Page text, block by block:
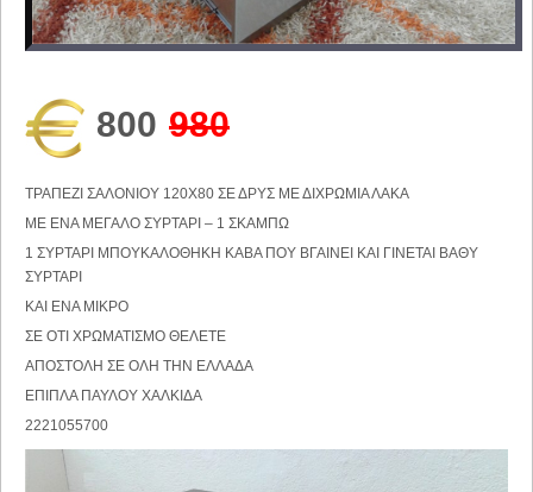
800 980
ΤΡΑΠΕΖΙ ΣΑΛΟΝΙΟΥ 120Χ80 ΣΕ ΔΡΥΣ ΜΕ ΔΙΧΡΩΜΙΑ ΛΑΚΑ
ΜΕ ΕΝΑ ΜΕΓΑΛΟ ΣΥΡΤΑΡΙ – 1 ΣΚΑΜΠΩ
1 ΣΥΡΤΑΡΙ ΜΠΟΥΚΑΛΟΘΗΚΗ ΚΑΒΑ ΠΟΥ ΒΓΑΙΝΕΙ ΚΑΙ ΓΙΝΕΤΑΙ ΒΑΘΥ
ΣΥΡΤΑΡΙ
ΚΑΙ ΕΝΑ ΜΙΚΡΟ
ΣΕ ΟΤΙ ΧΡΩΜΑΤΙΣΜΟ ΘΕΛΕΤΕ
ΑΠΟΣΤΟΛΗ ΣΕ ΟΛΗ ΤΗΝ ΕΛΛΑΔΑ
ΕΠΙΠΛΑ ΠΑΥΛΟΥ ΧΑΛΚΙΔΑ
2221055700